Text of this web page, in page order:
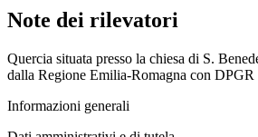
Note dei rilevatori
Quercia situata presso la chiesa di S.
dalla Regione Emilia-Romagna con
Informazioni generali